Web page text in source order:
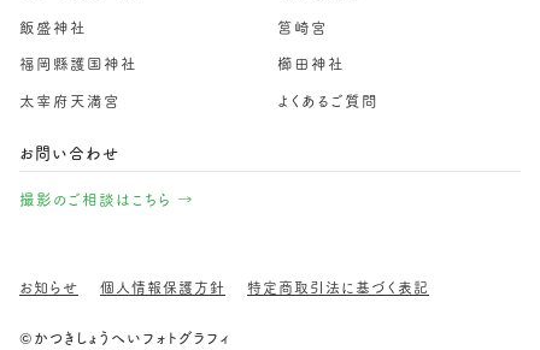
飯盛神社 筥崎宮
福岡縣護国神社 櫛田神社
太宰府天満宮 よくあるご質問
お問い合わせ
撮影のご相談はこちら →
お知らせ 個人情報保護方針 特定商取引法に基づく表記
©かつきしょうへいフォトグラフィ